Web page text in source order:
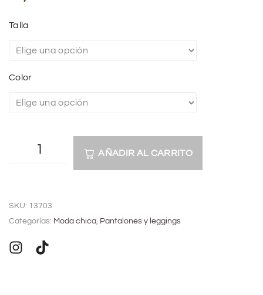
Talla
Color
AÑADIR AL CARRITO
t
e
r
SKU: 13703
Categorías: Moda chica, Pantalones y leggings